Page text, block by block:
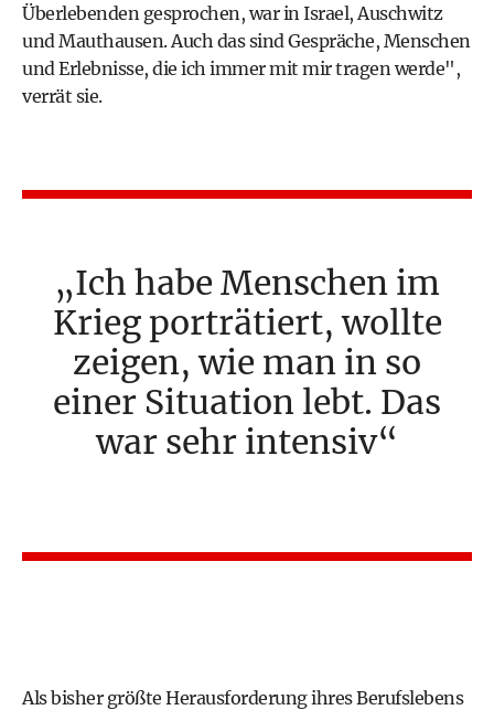
Überlebenden gesprochen, war in Israel, Auschwitz
und Mauthausen. Auch das sind Gespräche, Menschen
und Erlebnisse, die ich immer mit mir tragen werde",
verrät sie.
Ich habe Menschen im
Krieg porträtiert, wollte
zeigen, wie man in so
einer Situation lebt. Das
war sehr intensiv
Als bisher größte Herausforderung ihres Berufslebens